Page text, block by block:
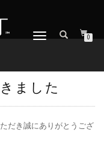
ナ
ー
シ
ョ
ン
切
0
ました
だき誠にありがとうござ